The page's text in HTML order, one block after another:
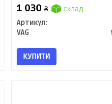
1 030₴
склад
Артикул:
VAG
КУПИТИ